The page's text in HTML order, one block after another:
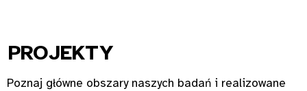
PROJEKTY
Poznaj główne obszary naszych badań i realizowane